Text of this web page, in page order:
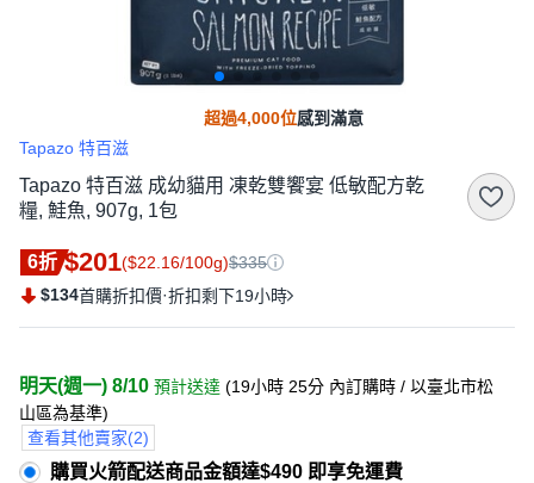
超過4,000位感到滿意
Tapazo 特百滋
Tapazo 特百滋 成幼貓用 凍乾雙饗宴 低敏配方乾
糧, 鮭魚, 907g, 1包
6折 $201($22.16/100g)$335
$134首購折扣價·折扣剩下19小時
明天(週一) 8/10 預計送達 (19小時 25分 內訂購時 / 以臺北市松
山區為基準)
查看其他賣家(2)
購買火箭配送商品金額達$490 即享免運費